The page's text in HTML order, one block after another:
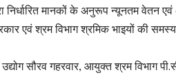
निर्धारित मानकों के अनुरूप न्यूनतम वेतन
एवं श्रम विभाग श्रमिक भाइयों की
सौरव गहरवार, आयुक्त श्रम विभाग